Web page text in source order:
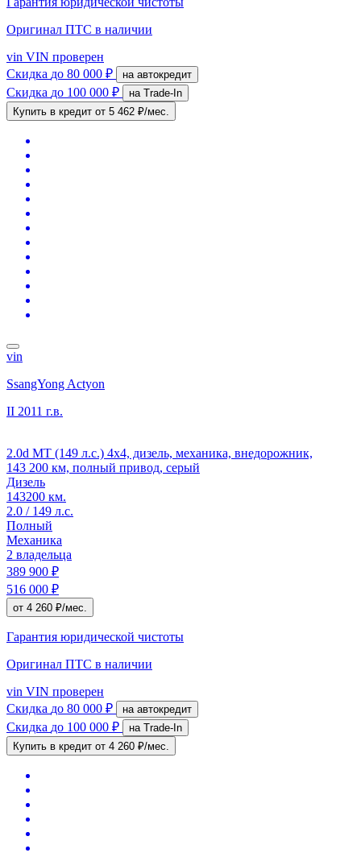
Оригинал ПТС в наличии
vin VIN проверен
Скидка до 80 000 ₽ на автокредит
Скидка до 100 000 ₽
на Trade-In
Купить в кредит от 5 462 ₽/мес.
vin
SsangYong Actyon
II 2011 г.в.
2.0d MT (149 л.с.) 4x4, дизель, механика, внедорожник,
143 200 км, полный привод, серый
Дизель
143200 км.
2.0 / 149 л.с.
Полный
Механика
2 владельца
389 900 ₽
516 000 ₽
от 4 260 ₽/мес.
Гарантия юридической чистоты
Оригинал ПТС в наличии
vin VIN проверен
Скидка до 80 000 ₽ на автокредит
Скидка до 100 000 ₽
на Trade-In
Купить в кредит от 4 260 ₽/мес.